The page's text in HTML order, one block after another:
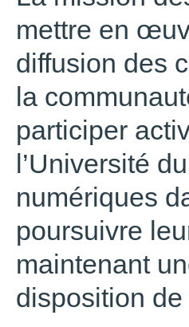
mettre en
diffusion des
la
participer
l’Université
numériques
poursuivre
maintenant
disposition de